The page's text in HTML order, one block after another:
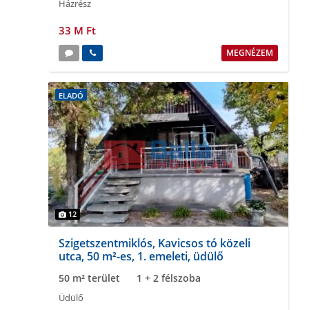
Házrész
33 M Ft
MEGNÉZEM
ELADÓ
12
Szigetszentmiklós, Kavicsos tó közeli
utca, 50 m²-es, 1. emeleti, üdülő
50 m² terület 1 + 2 félszoba
Üdülő